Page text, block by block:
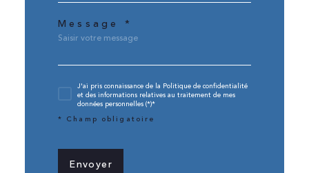
Message *
J'ai pris connaissance de la Politique de confidentialité
et des informations relatives au traitement de mes
données personnelles (*)*
* Champ obligatoire
Envoyer